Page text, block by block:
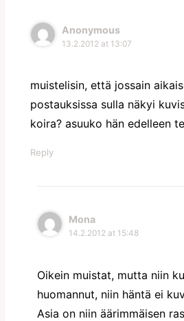
Anonymous
13.2.2012 at 13:07
muistelisin, että jossain
postauksissa sulla näkyi
koira? asuuko hän edelleen
Reply
Mona
14.2.2012 at 15:48
Oikein muistat, mutta niin
huomannut, niin häntä ei
Asia on niin äärimmäisen